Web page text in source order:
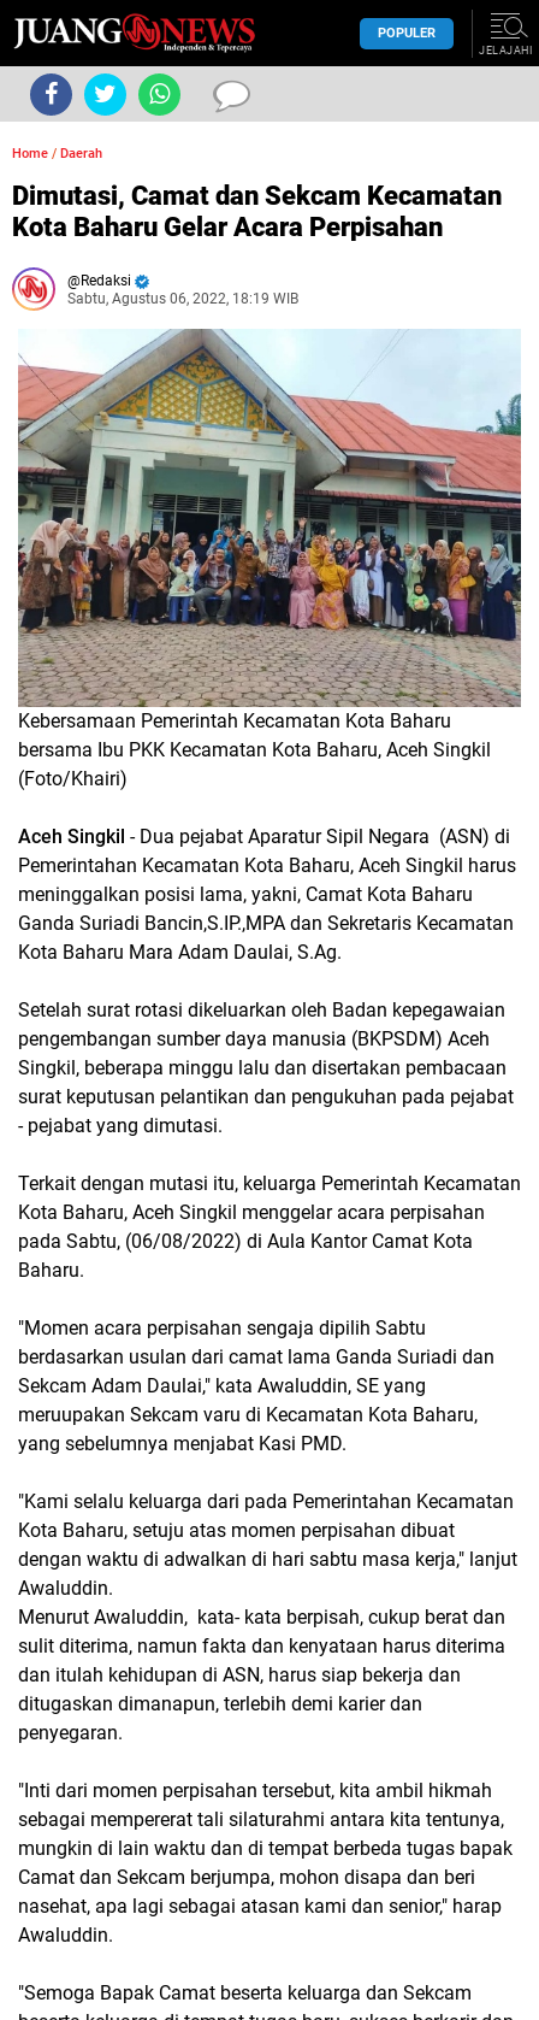
POPULER
JELAJAHI
Home / Daerah
Dimutasi, Camat dan Sekcam Kecamatan
Kota Baharu Gelar Acara Perpisahan
Redaksi
Sabtu, Agustus 06, 2022, 18:19 WIB
Kebersamaan Pemerintah Kecamatan Kota Baharu
bersama Ibu PKK Kecamatan Kota Baharu, Aceh Singkil
(Foto/Khairi)
Aceh Singkil - Dua pejabat Aparatur Sipil Negara (ASN) di
Pemerintahan Kecamatan Kota Baharu, Aceh Singkil harus
meninggalkan posisi lama, yakni, Camat Kota Baharu
Ganda Suriadi Bancin,S.IP.,MPA dan Sekretaris Kecamatan
Kota Baharu Mara Adam Daulai, S.Ag.
Setelah surat rotasi dikeluarkan oleh Badan kepegawaian
pengembangan sumber daya manusia (BKPSDM) Aceh
Singkil, beberapa minggu lalu dan disertakan pembacaan
surat keputusan pelantikan dan pengukuhan pada pejabat
- pejabat yang dimutasi.
Terkait dengan mutasi itu, keluarga Pemerintah Kecamatan
Kota Baharu, Aceh Singkil menggelar acara perpisahan
pada Sabtu, (06/08/2022) di Aula Kantor Camat Kota
Baharu.
"Momen acara perpisahan sengaja dipilih Sabtu
berdasarkan usulan dari camat lama Ganda Suriadi dan
Sekcam Adam Daulai," kata Awaluddin, SE yang
meruupakan Sekcam varu di Kecamatan Kota Baharu,
yang sebelumnya menjabat Kasi PMD.
"Kami selalu keluarga dari pada Pemerintahan Kecamatan
Kota Baharu, setuju atas momen perpisahan dibuat
dengan waktu di adwalkan di hari sabtu masa kerja," lanjut
Awaluddin.
Menurut Awaluddin, kata- kata berpisah, cukup berat dan
sulit diterima, namun fakta dan kenyataan harus diterima
dan itulah kehidupan di ASN, harus siap bekerja dan
ditugaskan dimanapun, terlebih demi karier dan
penyegaran.
"Inti dari momen perpisahan tersebut, kita ambil hikmah
sebagai mempererat tali silaturahmi antara kita tentunya,
mungkin di lain waktu dan di tempat berbeda tugas bapak
Camat dan Sekcam berjumpa, mohon disapa dan beri
nasehat, apa lagi sebagai atasan kami dan senior," harap
Awaluddin.
"Semoga Bapak Camat beserta keluarga dan Sekcam